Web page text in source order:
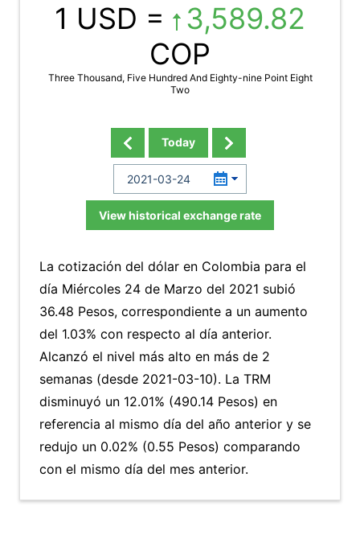
1 USD =
3,589.82
COP
Three Thousand, Five Hundred And Eighty-nine Point Eight
Two
Today
View historical exchange rate
La cotización del dólar en Colombia para el
día Miércoles 24 de Marzo del 2021 subió
36.48 Pesos, correspondiente a un aumento
del 1.03% con respecto al día anterior.
Alcanzó el nivel más alto en más de 2
semanas (desde 2021-03-10). La TRM
disminuyó un 12.01% (490.14 Pesos) en
referencia al mismo día del año anterior y se
redujo un 0.02% (0.55 Pesos) comparando
con el mismo día del mes anterior.